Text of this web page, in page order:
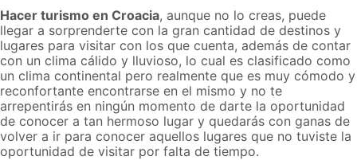
Hacer turismo en Croacia, aunque no lo creas, puede
llegar a sorprenderte con la gran cantidad de destinos y
lugares para visitar con los que cuenta, además de contar
con un clima cálido y lluvioso, lo cual es clasificado como
un clima continental pero realmente que es muy cómodo y
reconfortante encontrarse en el mismo y no te
arrepentirás en ningún momento de darte la oportunidad
de conocer a tan hermoso lugar y quedarás con ganas de
volver a ir para conocer aquellos lugares que no tuviste la
oportunidad de visitar por falta de tiempo.